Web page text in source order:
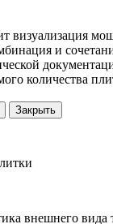
визуализация
и
количества
Закрыть
внешнего вида